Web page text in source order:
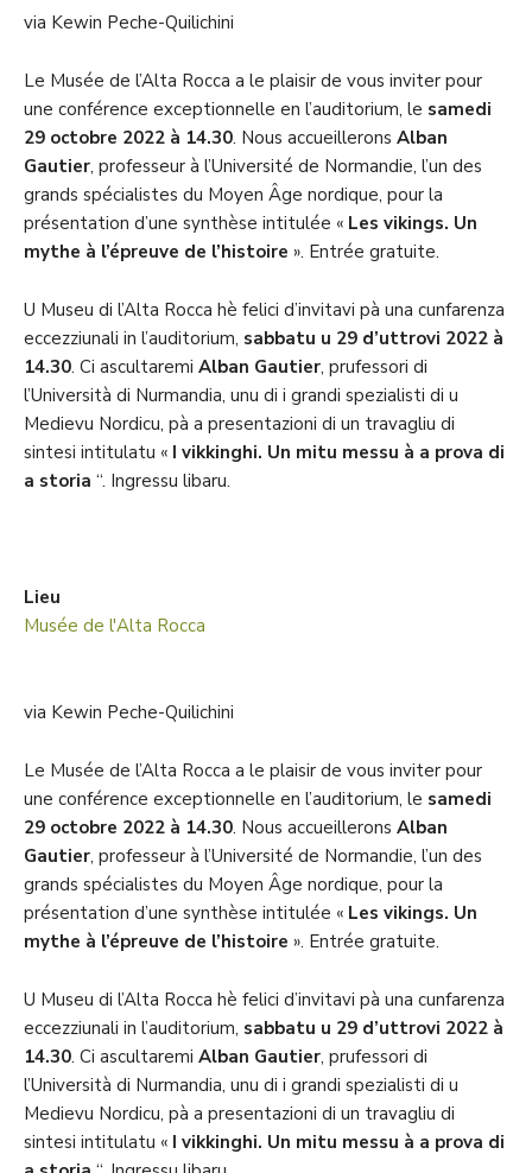
via Kewin Peche-Quilichini
Le Musée de l’Alta Rocca a le plaisir de vous inviter pour
une conférence exceptionnelle en l’auditorium, le samedi
29 octobre 2022 à 14.30. Nous accueillerons Alban
Gautier, professeur à l’Université de Normandie, l’un des
grands spécialistes du Moyen Âge nordique, pour la
présentation d’une synthèse intitulée « Les vikings. Un
mythe à l’épreuve de l’histoire ». Entrée gratuite.
U Museu di l’Alta Rocca hè felici d’invitavi pà una cunfarenza
eccezziunali in l’auditorium, sabbatu u 29 d’uttrovi 2022 à
14.30. Ci ascultaremi Alban Gautier, prufessori di
l’Università di Nurmandia, unu di i grandi spezialisti di u
Medievu Nordicu, pà a presentazioni di un travagliu di
sintesi intitulatu « I vikkinghi. Un mitu messu à a prova di
a storia “. Ingressu libaru.
Lieu
Musée de l'Alta Rocca
via Kewin Peche-Quilichini
Le Musée de l’Alta Rocca a le plaisir de vous inviter pour
une conférence exceptionnelle en l’auditorium, le samedi
29 octobre 2022 à 14.30. Nous accueillerons Alban
Gautier, professeur à l’Université de Normandie, l’un des
grands spécialistes du Moyen Âge nordique, pour la
présentation d’une synthèse intitulée « Les vikings. Un
mythe à l’épreuve de l’histoire ». Entrée gratuite.
U Museu di l’Alta Rocca hè felici d’invitavi pà una cunfarenza
eccezziunali in l’auditorium, sabbatu u 29 d’uttrovi 2022 à
14.30. Ci ascultaremi Alban Gautier, prufessori di
l’Università di Nurmandia, unu di i grandi spezialisti di u
Medievu Nordicu, pà a presentazioni di un travagliu di
sintesi intitulatu « I vikkinghi. Un mitu messu à a prova di